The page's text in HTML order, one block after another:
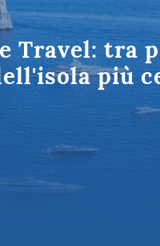
Umbria
Travel: tra
più